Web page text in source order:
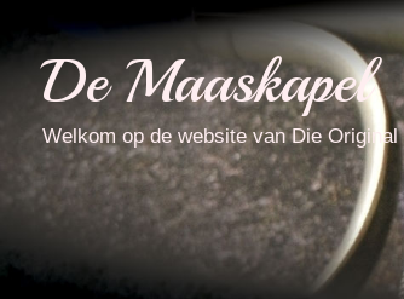
inhoudDe Maaskapel
Welkom op de website van Die